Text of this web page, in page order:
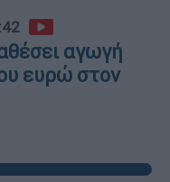
αγωγή
ευρώ στον